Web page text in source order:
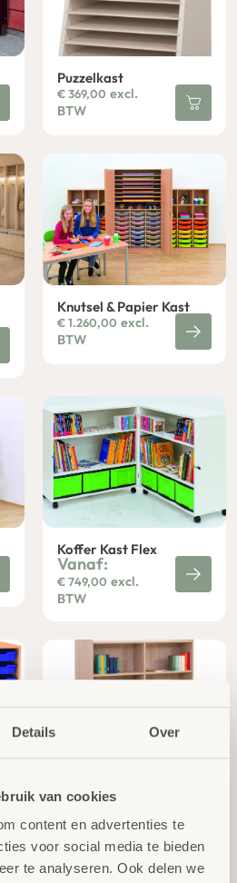
Details Over
van cookies
content en advertenties te
voor social media te bieden
te analyseren. Ook delen we
Puzzelkast
€369,00 excl.
BTW
Knutsel & Papier Kast
€1.260,00 excl.
BTW
Koffer Kast Flex
Vanaf:
€749,00 excl.
BTW
Bibliotheek Kast XL 2-
zijdig
€917,00 excl.